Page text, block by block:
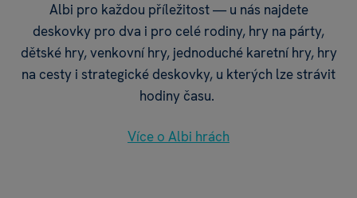
Albi pro každou příležitost — u nás najdete
deskovky pro dva i pro celé rodiny, hry na párty,
dětské hry, venkovní hry, jednoduché karetní hry, hry
na cesty i strategické deskovky, u kterých lze strávit
hodiny času.
Více o Albi hrách